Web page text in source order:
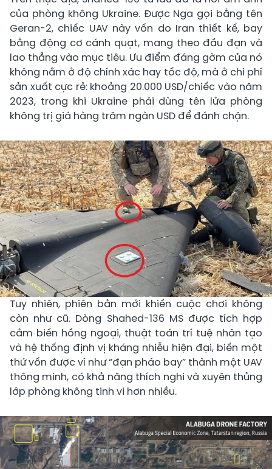
của phòng không Ukraine. Được Nga gọi bằng tên
Geran-2, chiếc UAV này vốn do Iran thiết kế, bay
bằng động cơ cánh quạt, mang theo đầu đạn và
lao thẳng vào mục tiêu. Ưu điểm đáng gờm của nó
không nằm ở độ chính xác hay tốc độ, mà ở chi phí
sản xuất cực rẻ: khoảng 20.000 USD/chiếc vào năm
2023, trong khi Ukraine phải dùng tên lửa phòng
không trị giá hàng trăm ngàn USD để đánh chặn.
Tuy nhiên, phiên bản mới khiến cuộc chơi không
còn như cũ. Dòng Shahed-136 MS được tích hợp
cảm biến hồng ngoại, thuật toán trí tuệ nhân tạo
và hệ thống định vị kháng nhiễu hiện đại, biến một
thứ vốn được ví như “đạn pháo bay” thành một UAV
thông minh, có khả năng thích nghi và xuyên thủng
lớp phòng không tinh vi hơn nhiều.